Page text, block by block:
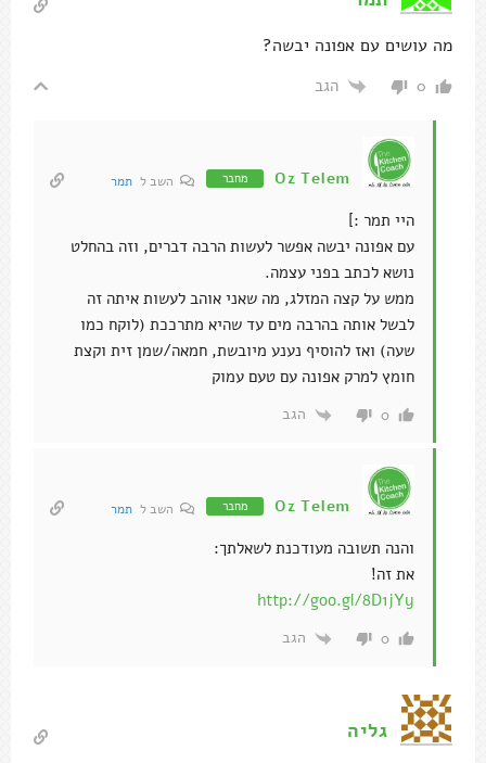
מה עושים עם אפונה יבשה?
0 הגב
Oz Telem מחבר השב ל תמר
היי תמר :]
עם אפונה יבשה אפשר לעשות הרבה דברים, וזה בהחלט
נושא לכתב בפני עצמה.
ממש על קצה המזלג, מה שאני אוהב לעשות איתה זה
לבשל אותה בהרבה מים עד שהיא מתרככת (לוקח כמו
שעה) ואז להוסיף נענע מיובשת, חמאה/שמן זית וקצת
חומץ למרק אפונה עם טעם עמוק
0 הגב
Oz Telem מחבר השב ל תמר
והנה תשובה מעודכנת לשאלתך:
את זה!
http://goo.gl/8D1jYy
0 הגב
גליה